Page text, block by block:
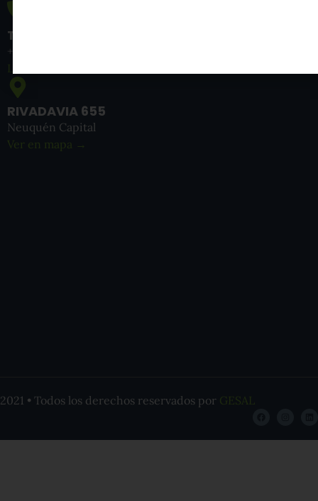
TELÉFONO
+54 299 401-3773
Llamar →
RIVADAVIA 655
Neuquén Capital
Ver en mapa →
2021 • Todos los derechos reservados por GESAL